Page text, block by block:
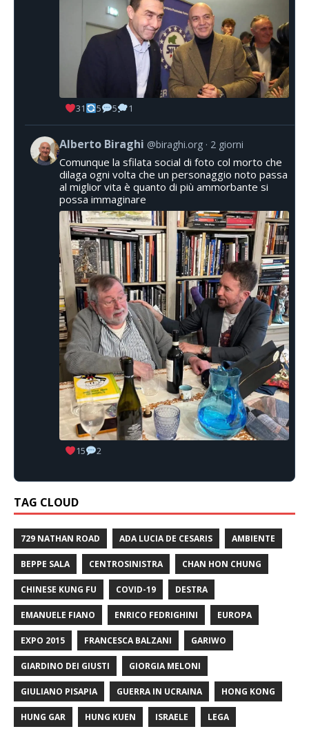
31 5 5 1
Alberto Biraghi @biraghi.org 2 giorni
Comunque la sfilata social di foto col morto che
dilaga ogni volta che un personaggio noto passa
al miglior vita è quanto di più ammorbante si
possa immaginare
15 2
TAG CLOUD
729 NATHAN ROAD ADA LUCIA DE CESARIS AMBIENTE
BEPPE SALA CENTROSINISTRA CHAN HON CHUNG
CHINESE KUNG FU COVID-19 DESTRA
EMANUELE FIANO ENRICO FEDRIGHINI EUROPA
EXPO 2015 FRANCESCA BALZANI GARIWO
GIARDINO DEI GIUSTI GIORGIA MELONI
GIULIANO PISAPIA GUERRA IN UCRAINA HONG KONG
HUNG GAR HUNG KUEN ISRAELE LEGA